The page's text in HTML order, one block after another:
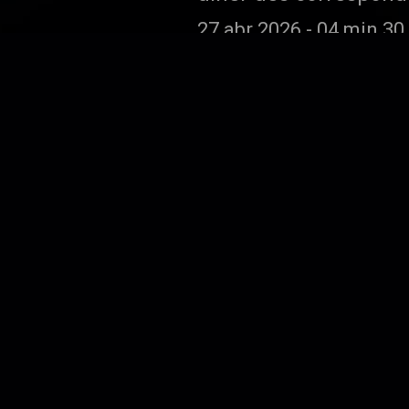
n’y a pas de victimes
27 abr 2026 - 04 min 30